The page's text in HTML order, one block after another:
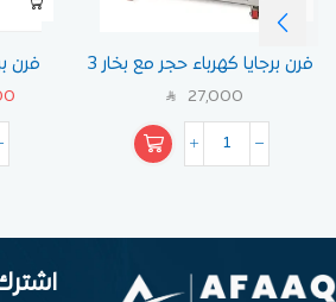
فرن برجايا كهرباء حجر مع بخار 3
دور
SAR 27,000
فرن